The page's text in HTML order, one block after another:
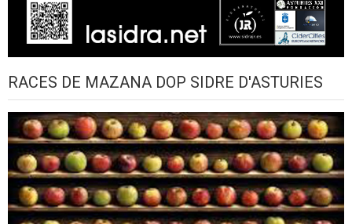
RACES DE MAZANA DOP SIDRE D'ASTURIES